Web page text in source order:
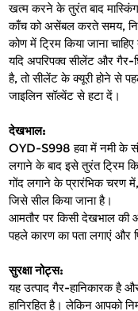
खत्म करने के तुरंत बाद
काँच को असेंबल करते समय,
कोण में ट्रिम किया जाना
यदि अपरिपक्व सीलेंट और गैर-
है, तो सीलेंट के क्यूरी होने से
जाइलिन सॉल्वेंट से हटा दें।
देखभाल:
OYD-S998 हवा में नमी के
लगाने के बाद इसे तुरंत ट्रिम
गोंद लगाने के प्रारंभिक चरण
जिसे सील किया जाना है।
आमतौर पर किसी देखभाल की
पहले कारण का पता लगाएं और
सुरक्षा नोट्स:
यह उत्पाद गैर-हानिकारक है
हानिरहित है। लेकिन आपको